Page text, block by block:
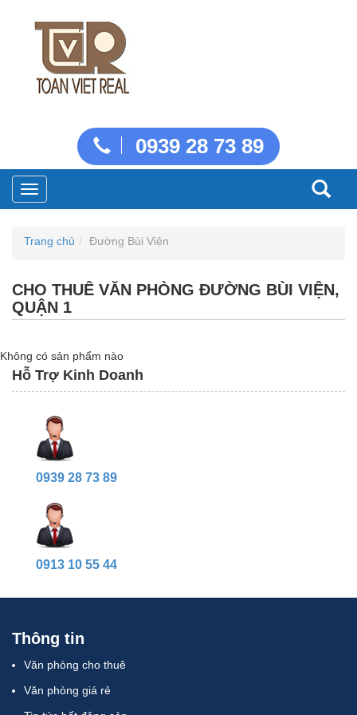
0939 28 73 89
Toggle
navigation
Trang chủ Đường Bùi Viện
CHO THUÊ VĂN PHÒNG ĐƯỜNG BÙI VIỆN,
QUẬN 1
Không có sản phẩm nào
Hỗ Trợ Kinh Doanh
0939 28 73 89
0913 10 55 44
Thông tin
Văn phòng cho thuê
Văn phòng giá rẻ